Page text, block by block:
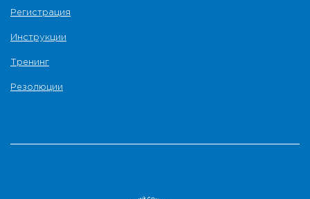
Регистрация
Инструкции
Тренинг
Резолюции